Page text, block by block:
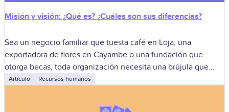
Misión y visión: ¿Qué es? ¿Cuáles son sus diferencias?
Sea un negocio familiar que tuesta café en Loja, una
exportadora de flores en Cayambe o una fundación que
otorga becas, toda organización necesita una brújula que
oriente sus decisiones.
Artículo Recursos humanos